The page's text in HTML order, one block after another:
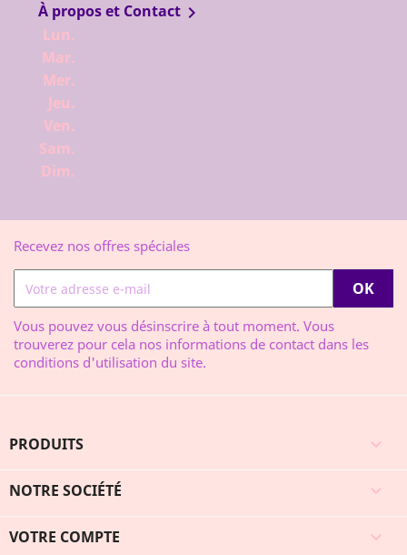
À propos et Contact 
Lun.
Mar.
Mer.
Jeu.
Ven.
Sam.
Dim.
Recevez nos offres spéciales
Vous pouvez vous désinscrire à tout moment. Vous
trouverez pour cela nos informations de contact dans les
conditions d'utilisation du site.
PRODUITS 
NOTRE SOCIÉTÉ 
VOTRE COMPTE 